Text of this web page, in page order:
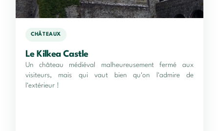
CHÂTEAUX
Le Kilkea Castle
Un château médiéval malheureusement fermé aux
visiteurs, mais qui vaut bien qu'on l'admire de
l'extérieur !